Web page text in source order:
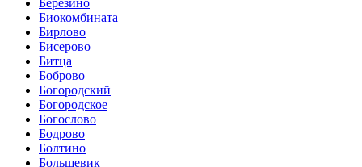
Березино
Биокомбината
Бирлово
Бисерово
Битца
Боброво
Богородский
Богородское
Богослово
Бодрово
Болтино
Большевик